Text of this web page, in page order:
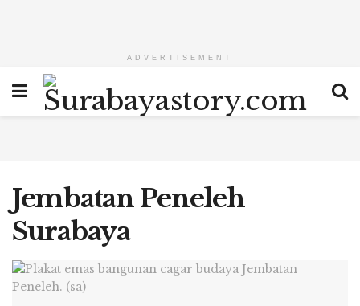
ADVERTISEMENT
Jembatan Peneleh
Surabaya